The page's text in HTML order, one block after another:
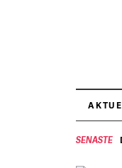
SENASTE